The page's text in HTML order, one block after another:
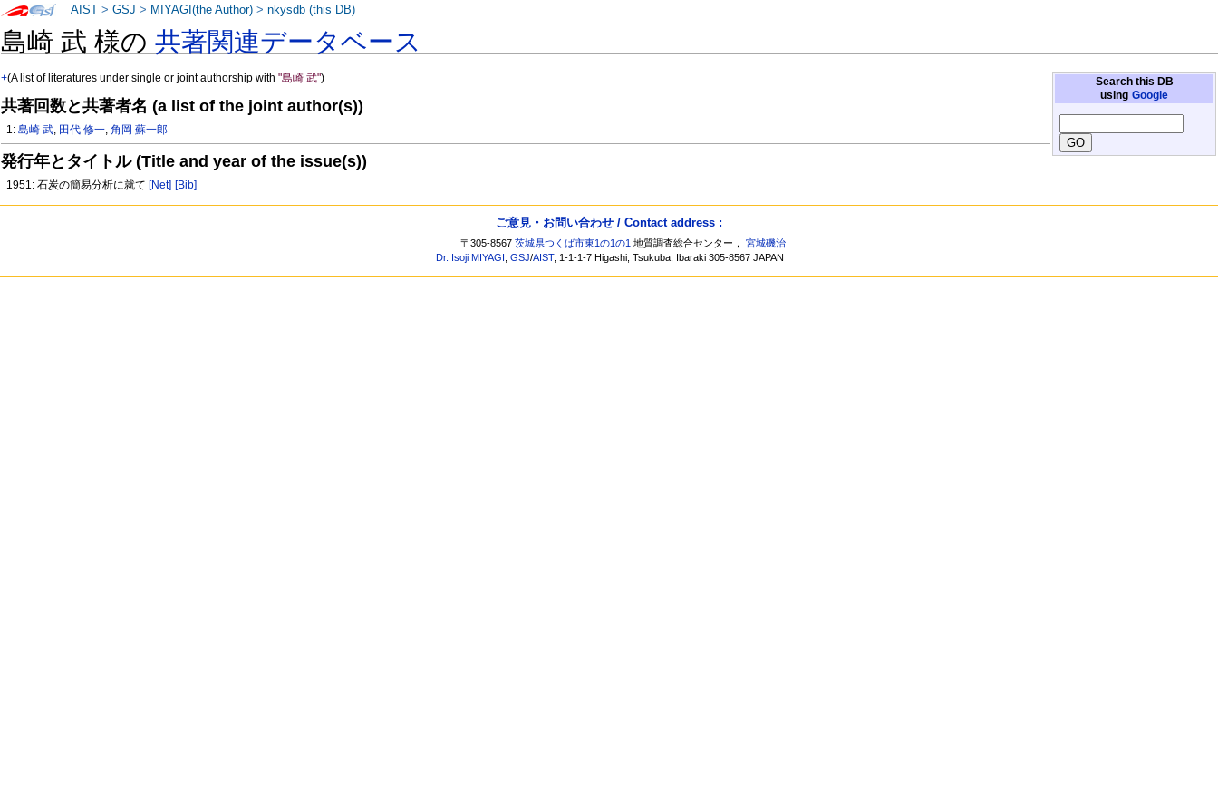
島崎 武 様の共著関連データベース
Search this DB
using Google
+(A list of literatures under single or joint authorship with"島崎 武")
共著回数と共著者名 (a list of the joint author(s))
1:島崎 武, 田代 修一,角岡 蘇一郎
発行年とタイトル (Title and year of the issue(s))
1951: 石炭の簡易分析に就て [Net] [Bib]
AIST >GSJ > MIYAGI(the Author) >nkysdb (this DB)
ご意見・お問い合わせ / Contact address :
〒305-8567茨城県つくば市東1の1の1 地質調査総合センター，宮城磯治
Dr. Isoji MIYAGI ,GSJ/AIST, 1-1-1-7 Higashi, Tsukuba, Ibaraki 305-8567 JAPAN